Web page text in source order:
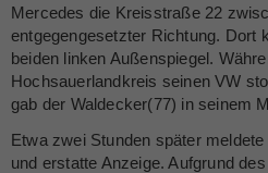
Mercedes die Kreisstraße 22
entgegengesetzter Richtung. Dort
beiden linken Außenspiegel.
Hochsauerlandkreis seinen VW
gab der Waldecker(77) in seinem
Etwa zwei Stunden später
und erstatte Anzeige. Aufgrund